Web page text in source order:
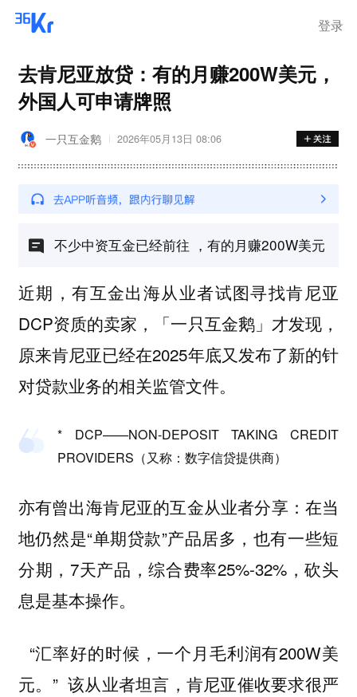
登录
去肯尼亚放贷：有的月赚200W美元，
外国人可申请牌照
一只互金鹅 2026年05月13日 08:06
不少中资互金已经前往 ，有的月赚200W美元
近期，有互金出海从业者试图寻找肯尼亚
DCP资质的卖家，「一只互金鹅」才发现，
原来肯尼亚已经在2025年底又发布了新的针
对贷款业务的相关监管文件。
* DCP——NON-DEPOSIT TAKING CREDIT
PROVIDERS（又称：数字信贷提供商）
亦有曾出海肯尼亚的互金从业者分享：在当
地仍然是“单期贷款”产品居多，也有一些短
分期，7天产品，综合费率25%-32%，砍头
息是基本操作。
“汇率好的时候，一个月毛利润有200W美
元。” 该从业者坦言，肯尼亚催收要求很严